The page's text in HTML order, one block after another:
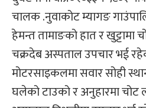
चालक .नुवाकोट म्यागङ
हेमन्त तामाङको हात र खुट्टामा
चक्रदेब अस्पताल उपचार भई
मोटरसाइकलमा सवार सोही
घलेको टाउको र अनुहारमा